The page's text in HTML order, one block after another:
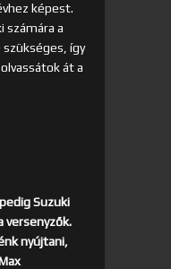
képest.
a
így
át a
Suzuki
nyújtani,